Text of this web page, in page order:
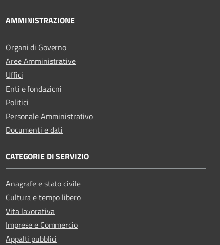
AMMINISTRAZIONE
Organi di Governo
Aree Amministrative
Uffici
Enti e fondazioni
Politici
Personale Amministrativo
Documenti e dati
CATEGORIE DI SERVIZIO
Anagrafe e stato civile
Cultura e tempo libero
Vita lavorativa
Imprese e Commercio
Appalti pubblici